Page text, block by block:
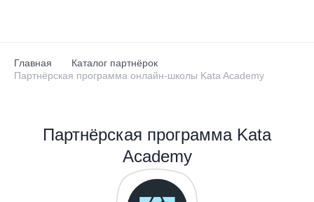
Главная
Каталог партнёрок
Партнёрская программа онлайн-школы Kata Academy
Партнёрская программа Kata
Academy